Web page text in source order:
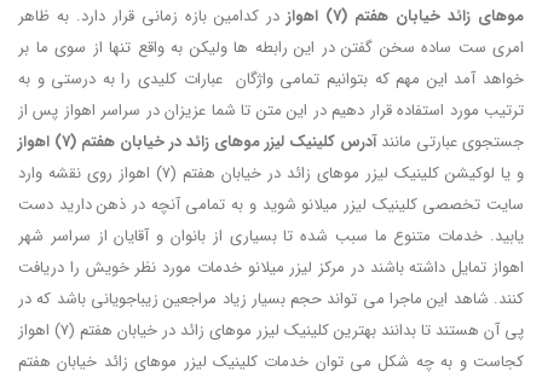
موهای زائد خیابان هفتم (7) اهواز
در کدامین بازه زمانی قرار دارد. به ظاهر
امری ست ساده سخن گفتن در این رابطه ها ولیکن به واقع تنها از سوی ما بر
خواهد آمد این مهم که بتوانیم تمامی واژگان عبارات کلیدی را به درستی و به
ترتیب مورد استفاده قرار دهیم در این متن تا شما عزیزان در سراسر اهواز پس از
جستجوی عبارتی مانندآدرس کلینیک لیزر موهای زائد در خیابان هفتم (7) اهواز
و یا لوکیشن کلینیک لیزر موهای زائد در خیابان هفتم (7) اهواز روی نقشه وارد
سایت تخصصی کلینیک لیزر میلانو شوید و به تمامی آنچه در ذهن دارید دست
یابید. خدمات متنوع ما سبب شده تا بسیاری از بانوان و آقایان از سراسر شهر
اهواز تمایل داشته باشند در مرکز لیزر میلانو خدمات مورد نظر خویش را دریافت
کنند. شاهد این ماجرا می تواند حجم بسیار زیاد مراجعین زیباجویانی باشد که در
پی آن هستند تا بدانند بهترین کلینیک لیزر موهای زائد در خیابان هفتم (7) اهواز
کجاست و به چه شکل می توان خدمات کلینیک لیزر موهای زائد خیابان هفتم